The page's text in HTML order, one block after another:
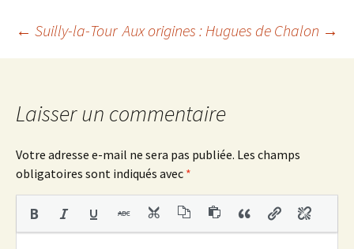
o
k
r
Navigation
articles
← Suilly-la-Tour Aux origines : Hugues de Chalon →
Laisser un commentaire
Votre adresse e-mail ne sera pas publiée. Les champs
obligatoires sont indiqués avec *